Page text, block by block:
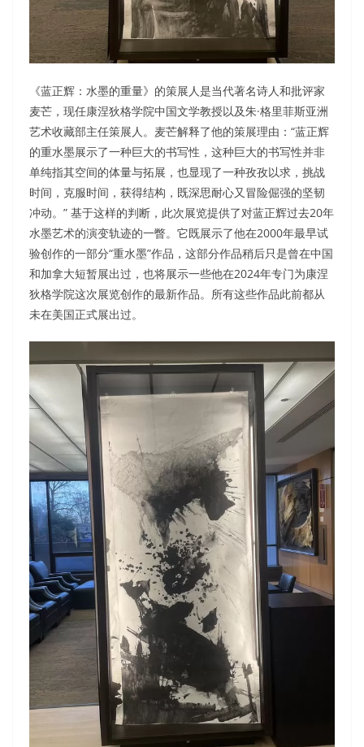
《蓝正辉：水墨的重量》的策展人是当代著名诗人和批评家
麦芒，现任康涅狄格学院中国文学教授以及朱·格里菲斯亚洲
艺术收藏部主任策展人。麦芒解释了他的策展理由：“蓝正辉
的重水墨展示了一种巨大的书写性，这种巨大的书写性并非
单纯指其空间的体量与拓展，也显现了一种孜孜以求，挑战
时间，克服时间，获得结构，既深思耐心又冒险倔强的坚韧
冲动。” 基于这样的判断，此次展览提供了对蓝正辉过去20年
水墨艺术的演变轨迹的一瞥。它既展示了他在2000年最早试
验创作的一部分“重水墨”作品，这部分作品稍后只是曾在中国
和加拿大短暂展出过，也将展示一些他在2024年专门为康涅
狄格学院这次展览创作的最新作品。所有这些作品此前都从
未在美国正式展出过。